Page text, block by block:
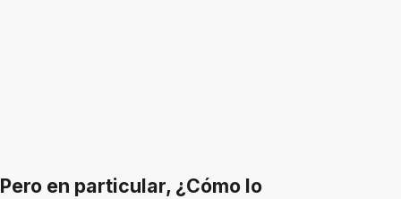
Pero en particular, ¿Cómo lo